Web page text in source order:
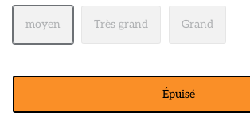
moyen Très grand Grand
Épuisé